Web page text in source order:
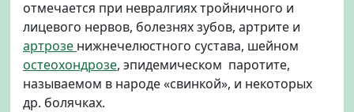
отмечается при невралгиях тройничного и
лицевого нервов, болезнях зубов, артрите и
артрозе нижнечелюстного сустава, шейном
остеохондрозе, эпидемическом паротите,
называемом в народе «свинкой», и некоторых
др. болячках.